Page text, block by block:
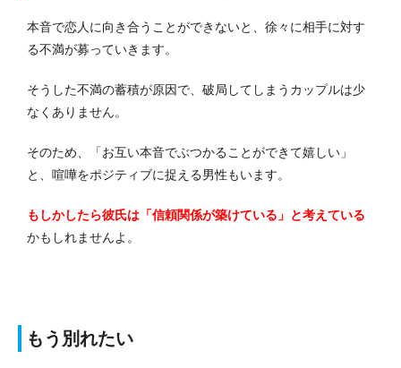
本音で恋人に向き合うことができないと、徐々に相手に対す
る不満が募っていきます。
そうした不満の蓄積が原因で、破局してしまうカップルは少
なくありません。
そのため、「お互い本音でぶつかることができて嬉しい」
と、喧嘩をポジティブに捉える男性もいます。
もしかしたら彼氏は「信頼関係が築けている」と考えている
かもしれませんよ。
もう別れたい